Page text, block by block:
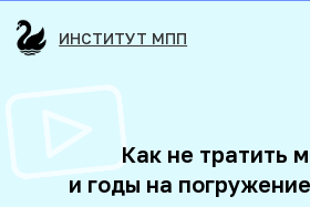
10 реальных
ИНСТИТУТ МПП